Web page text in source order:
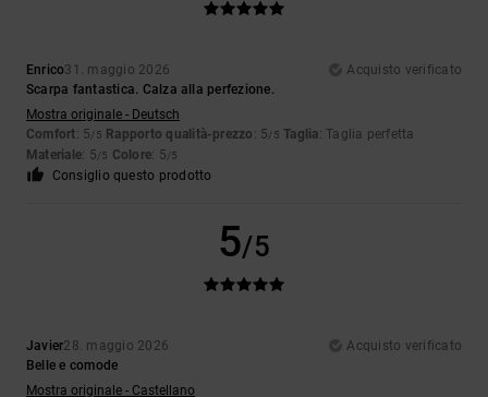
Enrico31. maggio 2026
Acquisto verificato
Scarpa fantastica. Calza alla perfezione.
Mostra originale - Deutsch
Comfort: 5/5 Rapporto qualità-prezzo : 5/5 Taglia: Taglia perfetta
Materiale: 5/5 Colore: 5/5
Consiglio questo prodotto
5/5
Javier28. maggio 2026
Acquisto verificato
Belle e comode
Mostra originale - Castellano